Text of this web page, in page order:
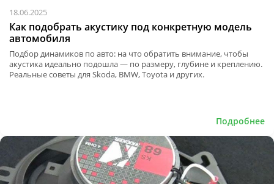
18.06.2025
Как подобрать акустику под конкретную модель
автомобиля
Подбор динамиков по авто: на что обратить внимание, чтобы
акустика идеально подошла — по размеру, глубине и креплению.
Реальные советы для Skoda, BMW, Toyota и других.
Подробнее